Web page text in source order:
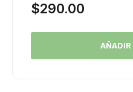
$290.00